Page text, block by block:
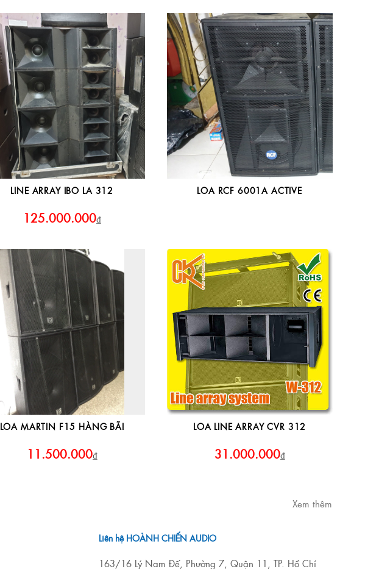
LINE ARRAY IBO LA 312
125.000.000₫
LOA RCF 6001A ACTIVE
LOA MARTIN F15 HÀNG BÃI
11.500.000₫
LOA LINE ARRAY CVR 312
31.000.000₫
Xem thêm
Liên hệ HOÀNH CHIẾN AUDIO
163/16 Lý Nam Đế, Phường 7, Quận 11, TP. Hồ Chí